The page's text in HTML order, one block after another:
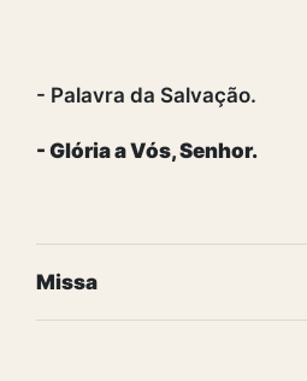
- Palavra da Salvação.
- Glória a Vós, Senhor.
Missa